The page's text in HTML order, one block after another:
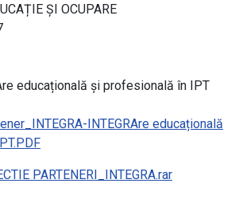
ȘI OCUPARE
educațională și profesională în IPT
INTEGRAre educațională
PARTENERI_INTEGRA.rar